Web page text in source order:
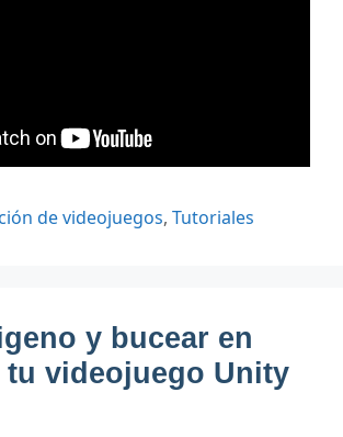
de videojuegos, Tutoriales
y bucear en
tu videojuego Unity